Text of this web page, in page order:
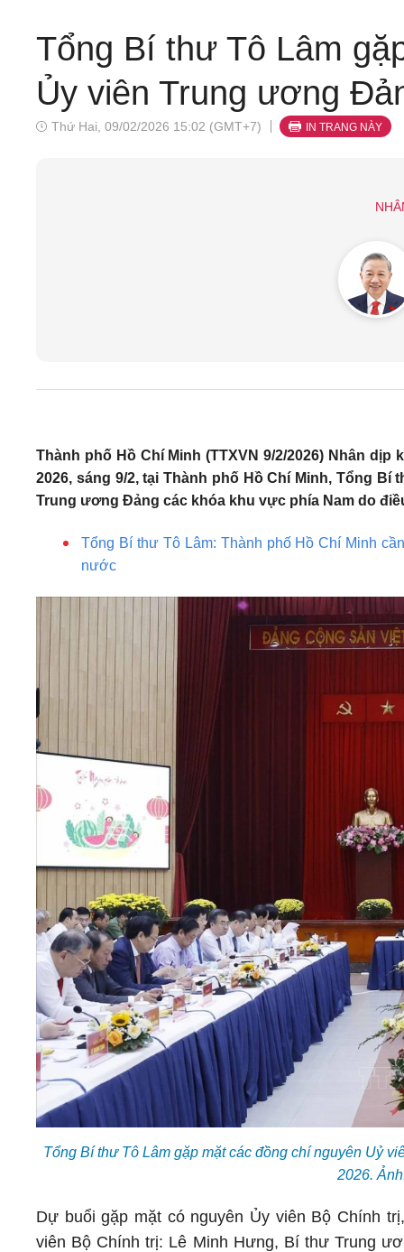
Tổng Bí thư Tô Lâm
Ủy viên Trung ương
Thứ Hai, 09/02/2026 15:02 (GMT+7) IN TRANG NÀY
Thành phố Hồ Chí Minh (TTXVN 9/2/2026) Nhân
2026, sáng 9/2, tại Thành phố Hồ Chí Minh, Tổng
Trung ương Đảng các khóa khu vực phía Nam do
Tổng Bí thư Tô Lâm: Thành phố Hồ Chí Minh
nước
Tổng Bí thư Tô Lâm gặp mặt các đồng chí nguyên Uỷ
2026.
Dự buổi gặp mặt có nguyên Ủy viên Bộ Chính
viên Bộ Chính trị: Lê Minh Hưng, Bí thư Trung